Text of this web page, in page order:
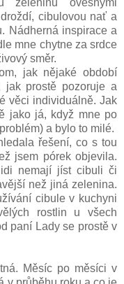
zeleninu ovesnými
cibulovou nať a
Nádherná inspirace a
mne chytne za srdce
směr.
jak nějaké období
prostě pozoruje a
věci individuálně. Jak
jako já, když mne po
a bylo to milé.
řešení, co s tou
jsem pórek objevila.
nemají jíst cibuli či
než jiná zelenina.
cibule v kuchyni
rostlin u všech
paní Lady se prostě v
Měsíc po měsíci v